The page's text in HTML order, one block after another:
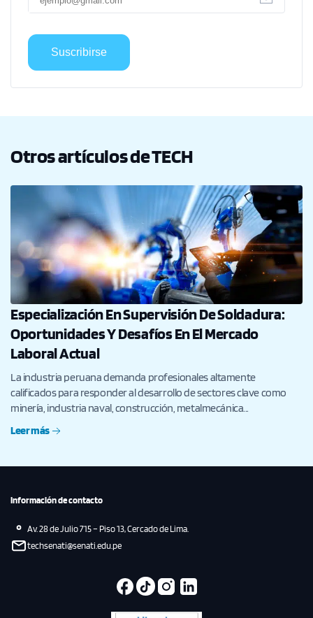
Suscribirse
Otros artículos de TECH
Especialización En Supervisión De Soldadura:
Oportunidades Y Desafíos En El Mercado
Laboral Actual
La industria peruana demanda profesionales altamente
calificados para responder al desarrollo de sectores clave como
minería, industria naval, construcción, metalmecánica...
Leer más
Información de contacto
Av. 28 de Julio 715 – Piso 13, Cercado de Lima.
techsenati@senati.edu.pe